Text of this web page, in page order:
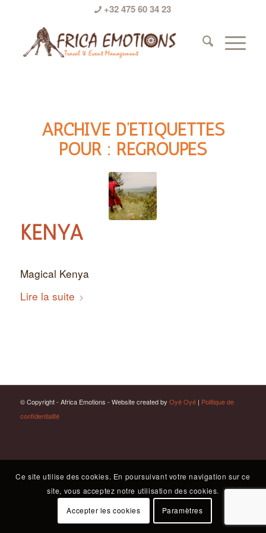
+32 475 60 34 23
ARCHIVE D’ÉTIQUETTES
POUR : REGROUPÉS
KENYA
Magical Kenya
Lire la suite
© Copyright - Africa Emotions - Website created by Oyé Oyé| Politique de
confidentialité
Ce site utilise des cookies. En poursuivant votre navigation sur ce
site, vous acceptez notre utilisation des cookies.
Accepter les cookies
Paramètres